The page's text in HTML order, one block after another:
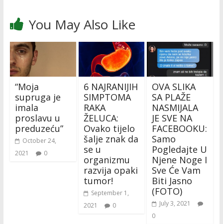
You May Also Like
“Moja
supruga je
imala
proslavu u
preduzeću”
October 24,
2021
0
6 NAJRANIJIH
SIMPTOMA
RAKA
ŽELUCA:
Ovako tijelo
šalje znak da
se u
organizmu
razvija opaki
tumor!
September 1,
2021
0
OVA SLIKA
SA PLAŽE
NASMIJALA
JE SVE NA
FACEBOOKU:
Samo
Pogledajte U
Njene Noge I
Sve Će Vam
Biti Jasno
(FOTO)
July 3, 2021
0